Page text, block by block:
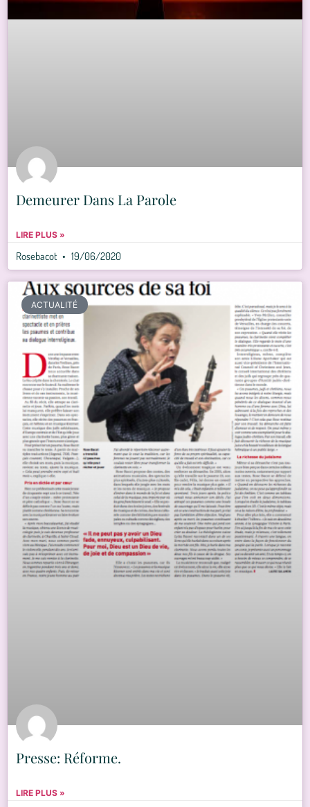
Demeurer Dans La Parole
LIRE PLUS »
Rosebacot 19/06/2020
ACTUALITÉ
Presse: Réforme.
LIRE PLUS »